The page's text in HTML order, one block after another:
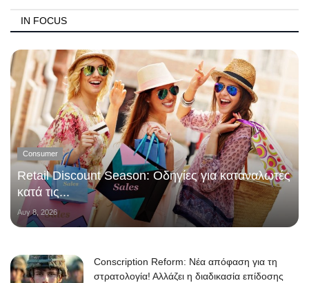
IN FOCUS
Consumer
Retail Discount Season: Οδηγίες για καταναλωτές
κατά τις...
Αυγ 8, 2026
Conscription Reform: Νέα απόφαση για τη
στρατολογία! Αλλάζει η διαδικασία επίδοσης